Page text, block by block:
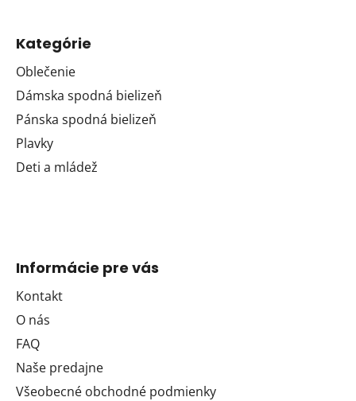
Kategórie
Oblečenie
Dámska spodná bielizeň
Pánska spodná bielizeň
Plavky
Deti a mládež
Informácie pre vás
Kontakt
O nás
FAQ
Naše predajne
Všeobecné obchodné podmienky